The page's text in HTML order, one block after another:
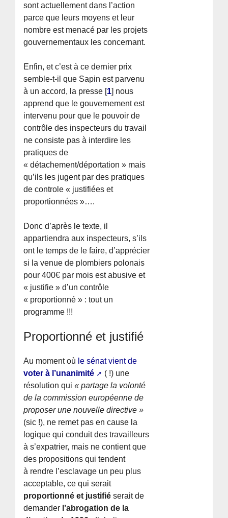
sont actuellement dans l’action
parce que leurs moyens et leur
nombre est menacé par les projets
gouvernementaux les concernant.
Enfin, et c’est à ce dernier prix
semble-t-il que Sapin est parvenu
à un accord, la presse [1] nous
apprend que le gouvernement est
intervenu pour que le pouvoir de
contrôle des inspecteurs du travail
ne consiste pas à interdire les
pratiques de
« détachement/déportation » mais
qu’ils les jugent par des pratiques
de controle « justifiées et
proportionnées »….
Donc d’après le texte, il
appartiendra aux inspecteurs, s’ils
ont le temps de le faire, d’apprécier
si la venue de plombiers polonais
pour 400€ par mois est abusive et
« justifie » d’un contrôle
« proportionné » : tout un
programme !!!
Proportionné et justifié
Au moment où le sénat vient de
voter à l’unanimité
( !) une
résolution qui« partage la volonté
de la commission européenne de
proposer une nouvelle directive »
(sic !), ne remet pas en cause la
logique qui conduit des travailleurs
à s’expatrier, mais ne contient que
des propositions qui tendent
à rendre l’esclavage un peu plus
acceptable, ce qui serait
proportionné et justifié serait de
demander l’abrogation de la